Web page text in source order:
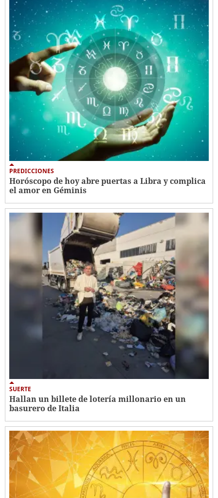
PREDICCIONES
Horóscopo de hoy abre puertas a Libra y complica
el amor en Géminis
SUERTE
Hallan un billete de lotería millonario en un
basurero de Italia